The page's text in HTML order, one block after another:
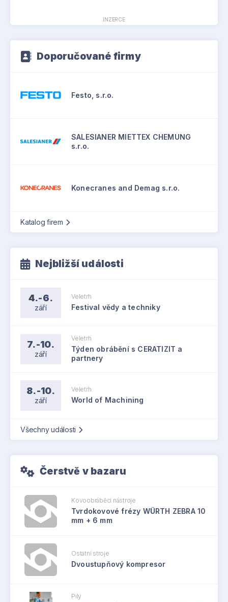
INZERCE
Doporučované firmy
Festo, s.r.o.
SALESIANER MIETTEX CHEMUNG
s.r.o.
Konecranes and Demag s.r.o.
Katalog firem
Nejbližší události
4.-6.
září
Veletrh
Festival vědy a techniky
7.-10.
září
Veletrh
Týden obrábění s CERATIZIT a
partnery
8.-10.
září
Veletrh
World of Machining
Všechny události
Čerstvě v bazaru
Kovoobráběcí nástroje
Tvrdokovové frézy WÜRTH ZEBRA 10
mm + 6 mm
Ostatní stroje
Dvoustupňový kompresor
Pily